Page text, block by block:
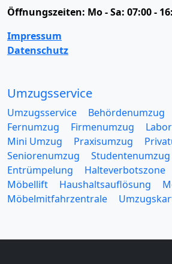
Öffnungszeiten: Mo - Sa: 07:00 -
Impressum
Datenschutz
Umzugsservice
Umzugsservice Behördenumzug
Fernumzug
Firmenumzug
Mini Umzug
Praxisumzug
Seniorenumzug
Studentenumzug
Entrümpelung
Halteverbotszone
Möbellift
Haushaltsauflösung
Möbelmitfahrzentrale